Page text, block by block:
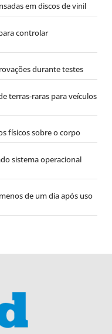
em discos de vinil
controlar
durante testes
terras-raras para veículos
físicos sobre o corpo
sistema operacional
de um dia após uso